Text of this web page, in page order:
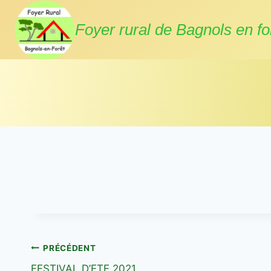
contenu
Foyer rural de Bagnols en
Navigation
PRÉCÉDENT
FESTIVAL D’ETE 2021